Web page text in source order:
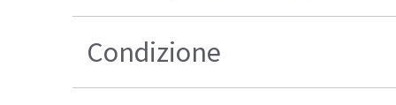
Condizione